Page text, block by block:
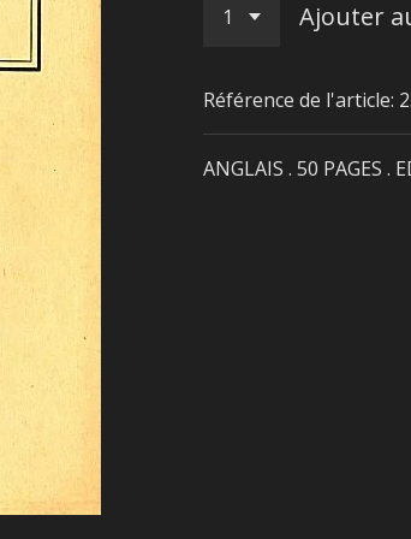
Ajouter
Référence de l'article:
ANGLAIS . 50 PAGES .